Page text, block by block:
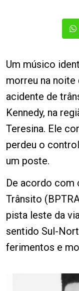
Um músico
morreu na
acidente de
Kennedy, na
Teresina. Ele
perdeu o
um poste.
De acordo com
Trânsito
pista leste da
sentido Sul-
ferimentos e